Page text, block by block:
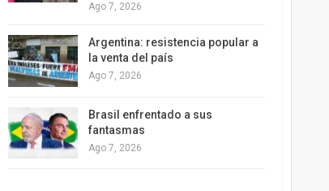
Ago 7, 2026
Argentina: resistencia popular a
la venta del país
Ago 7, 2026
Brasil enfrentado a sus
fantasmas
Ago 7, 2026